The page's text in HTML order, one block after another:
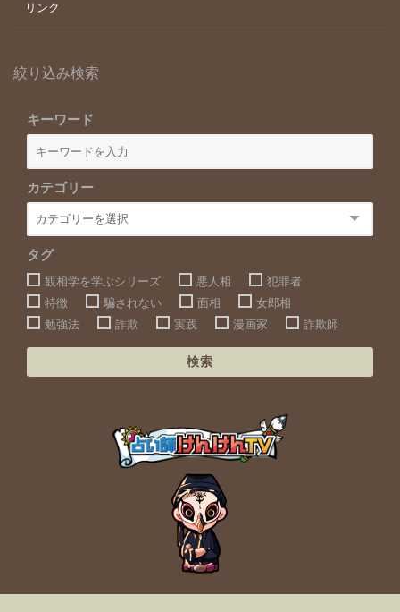
リンク
絞り込み検索
キーワード
カテゴリー
タグ
観相学を学ぶシリーズ 悪人相
犯罪者
特徴
騙されない 面相
女郎相
勉強法
詐欺 実践 漫画家 詐欺師
検索